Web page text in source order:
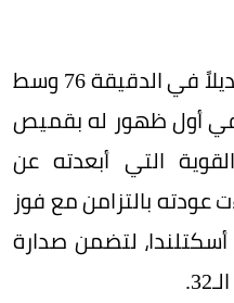
ودخل نيمار أرضية الملعب بديلاً في الدقيقة 76 وسط
في أول ظهور له بقميص
التي أبعدته عن
عودته بالتزامن مع فوز
أسكتلندا، لتضمن صدارة